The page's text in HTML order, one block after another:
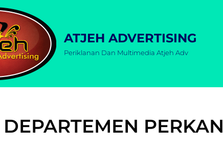
ATJEH ADVERTISING
Periklanan Dan Multimedia Atjeh Adv
DEPARTEMEN